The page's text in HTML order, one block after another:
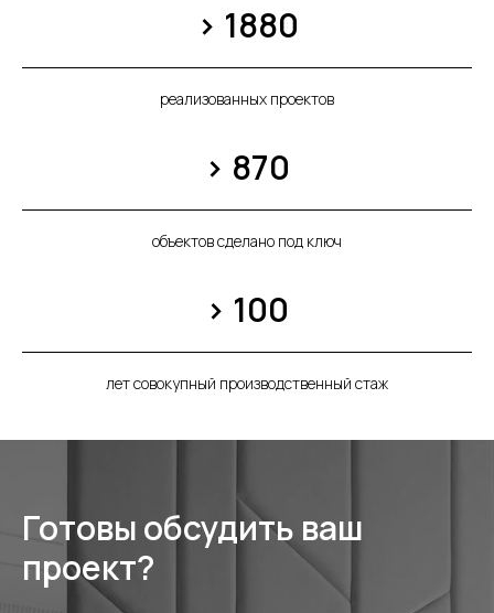
> 1880
реализованных проектов
> 870
объектов сделано под ключ
> 100
лет совокупный производственный стаж
Готовы обсудить ваш
проект?